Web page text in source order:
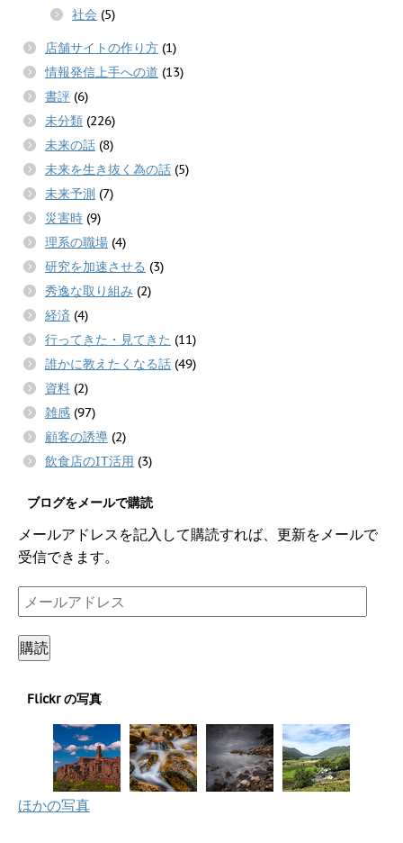
社会 (5)
店舗サイトの作り方 (1)
情報発信上手への道 (13)
書評 (6)
未分類 (226)
未来の話 (8)
未来を生き抜く為の話 (5)
未来予測 (7)
災害時 (9)
理系の職場 (4)
研究を加速させる (3)
秀逸な取り組み (2)
経済 (4)
行ってきた・見てきた (11)
誰かに教えたくなる話 (49)
資料 (2)
雑感 (97)
顧客の誘導 (2)
飲食店のIT活用 (3)
ブログをメールで購読
メールアドレスを記入して購読すれば、更新をメールで
受信できます。
メ
ー
ル
ア
レ
購読
Flickr の写真
ほかの写真